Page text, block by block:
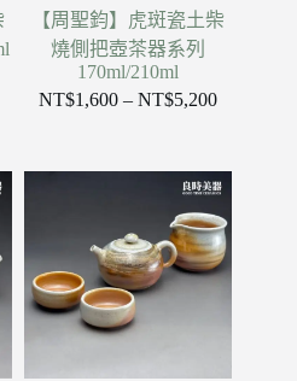
：
【周聖鈞】虎斑瓷土柴
燒側把壺茶器系列
170ml/210ml
NT$1,600 – NT$5,200價
圍：
NT$1,600
到
NT$5,200